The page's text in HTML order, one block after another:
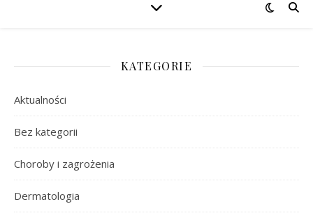
KATEGORIE
Aktualności
Bez kategorii
Choroby i zagrożenia
Dermatologia